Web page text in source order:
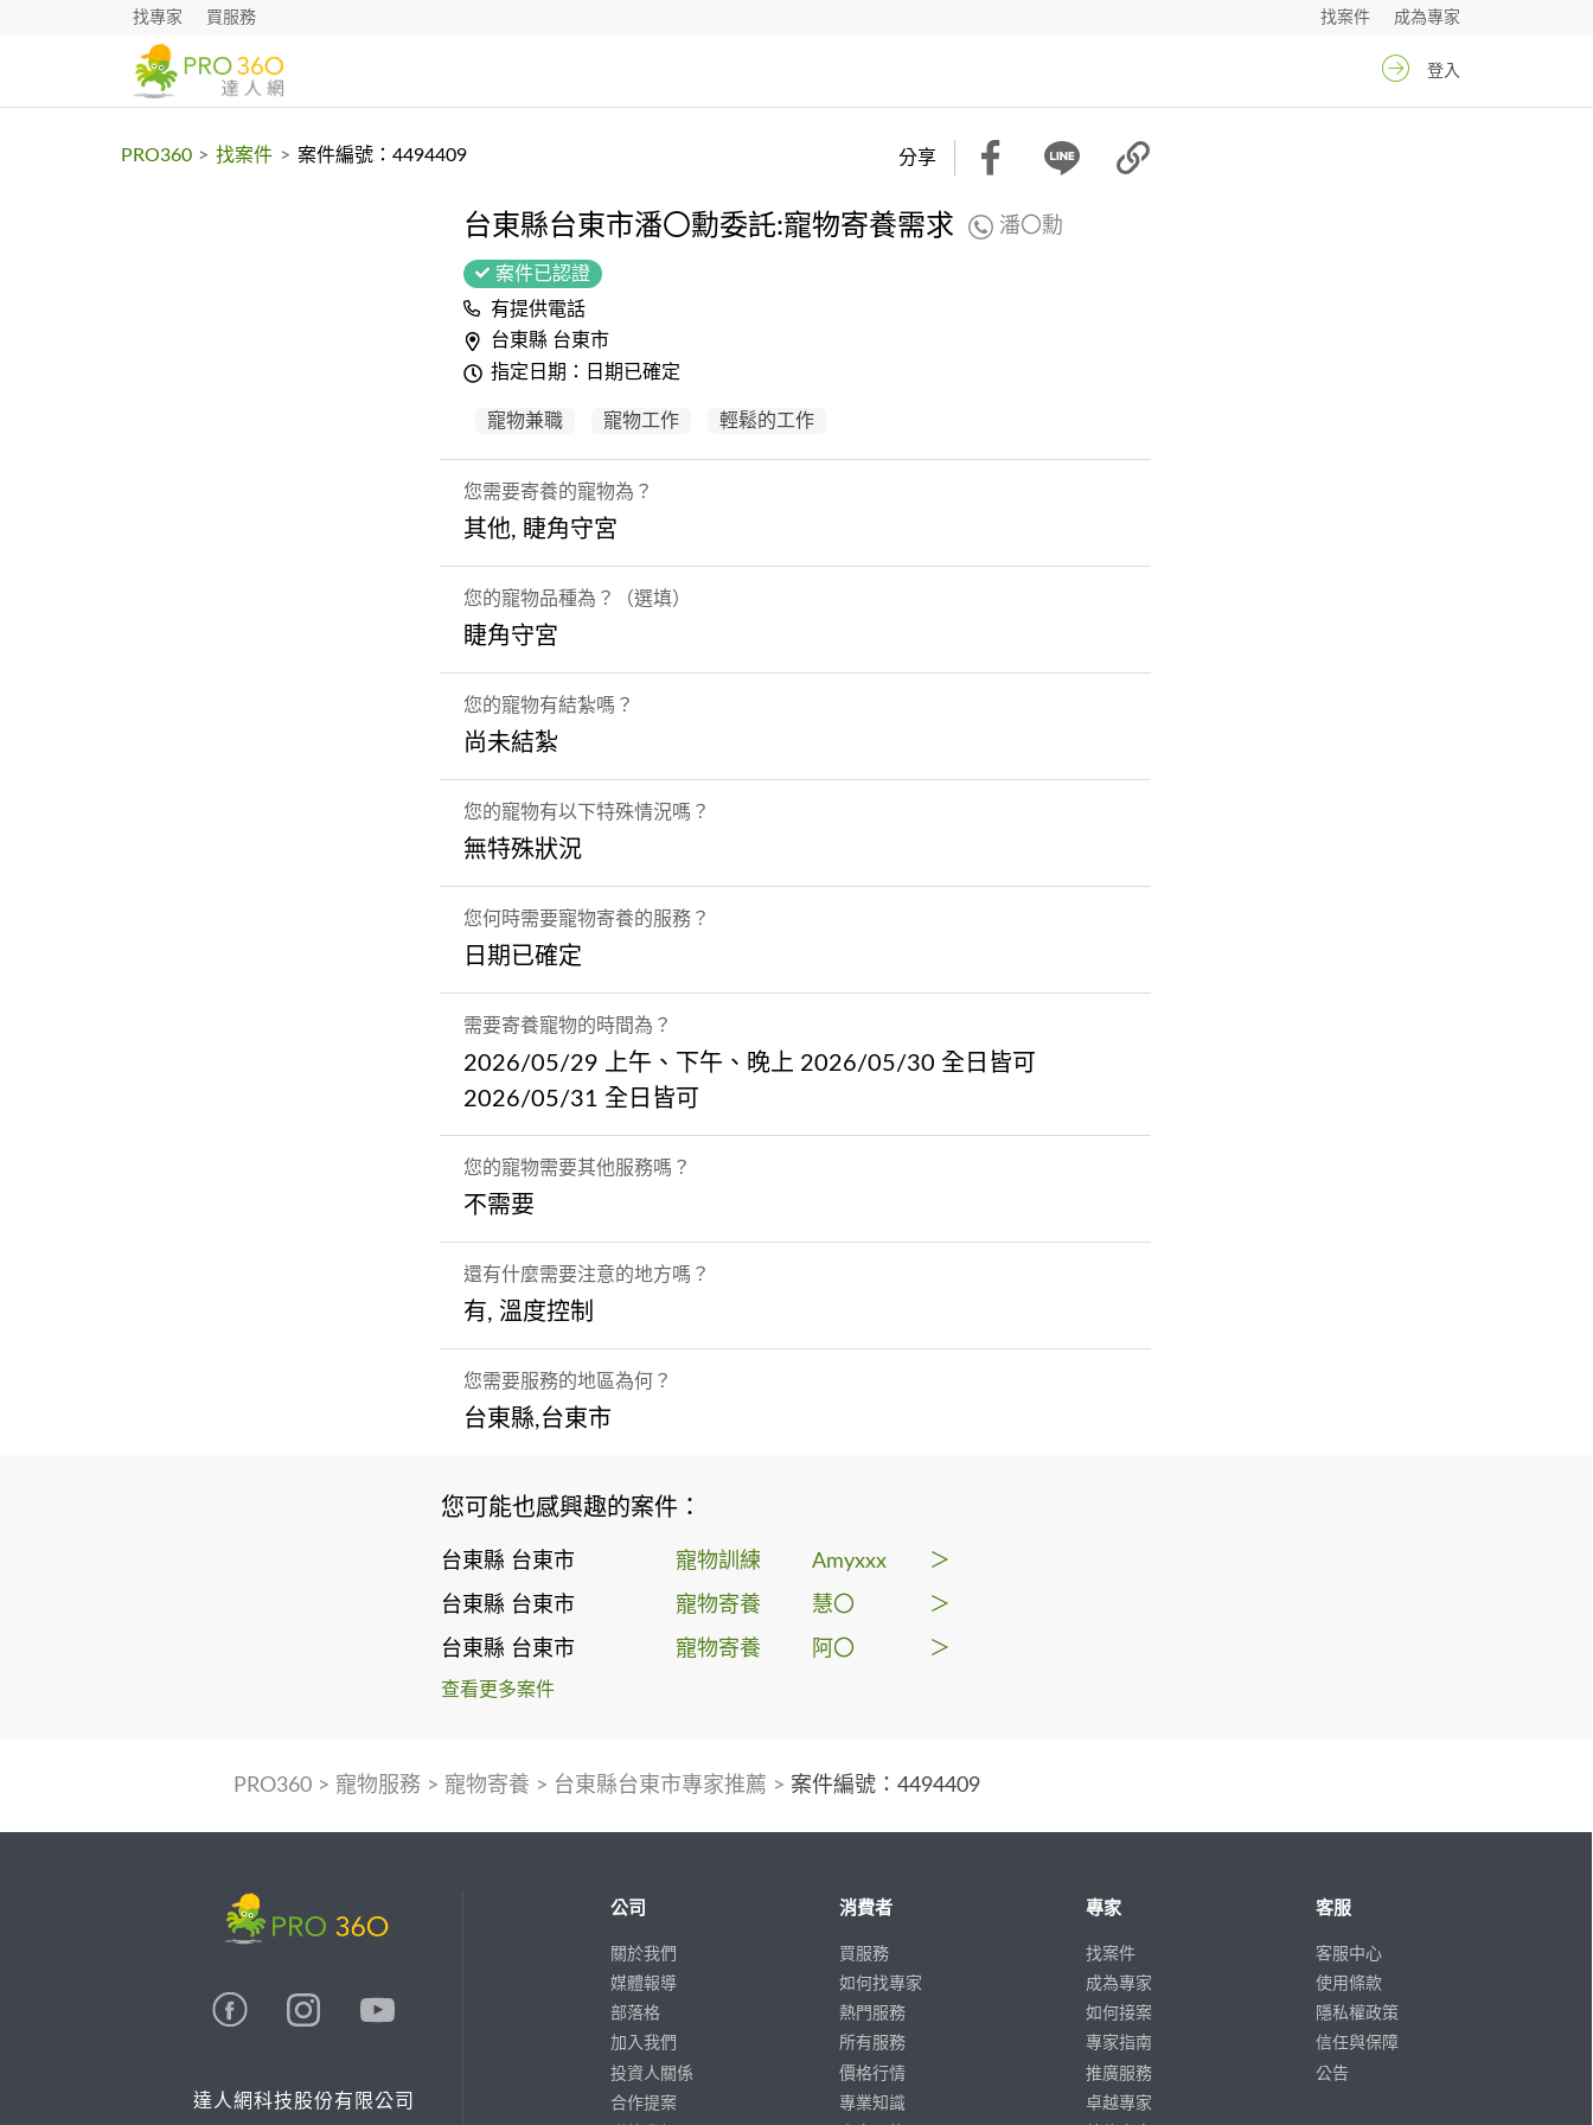
找專家 買服務 成為專家
找案件
登入
PRO360 > 找案件 > 案件編號：4494409 分享
台東縣台東市潘〇勳委託:寵物寄養需求 潘〇勳
案件已認證
有提供電話
台東縣 台東市
指定日期：日期已確定
寵物兼職 寵物工作 輕鬆的工作
您需要寄養的寵物為？
其他, 睫角守宮
您的寵物品種為？（選填）
睫角守宮
您的寵物有結紮嗎？
尚未結紮
您的寵物有以下特殊情況嗎？
無特殊狀況
您何時需要寵物寄養的服務？
日期已確定
需要寄養寵物的時間為？
2026/05/29 上午、下午、晚上 2026/05/30 全日皆可
2026/05/31 全日皆可
您的寵物需要其他服務嗎？
不需要
還有什麼需要注意的地方嗎？
有, 溫度控制
您需要服務的地區為何？
台東縣,台東市
您可能也感興趣的案件：
台東縣 台東市 寵物訓練 Amyxxx ＞
台東縣 台東市 寵物寄養 慧〇 ＞
台東縣 台東市 寵物寄養 阿〇 ＞
查看更多案件
PRO360> 寵物服務 > 寵物寄養 > 台東縣台東市專家推薦 > 案件編號：4494409
達人網科技股份有限公司
公司
關於我們
媒體報導
部落格
加入我們
投資人關係
合作提案
消費者
買服務
如何找專家
熱門服務
所有服務
價格行情
專業知識
專家
找案件
成為專家
如何接案
專家指南
推廣服務
卓越專家
客服
客服中心
使用條款
隱私權政策
信任與保障
公告